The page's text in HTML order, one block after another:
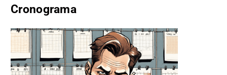
Cronograma